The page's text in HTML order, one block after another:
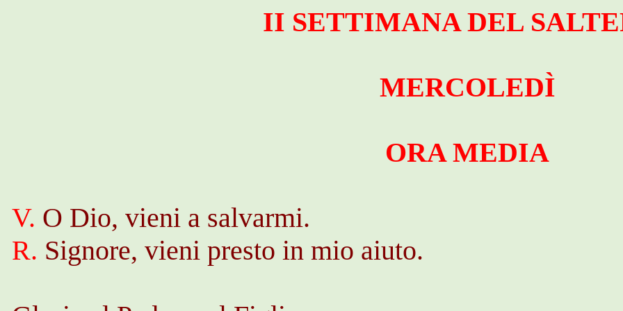
II SETTIMANA DEL
MERCOLEDÌ
ORA MEDIA
V. O Dio, vieni a salvarmi.
R. Signore, vieni presto in mio aiuto.